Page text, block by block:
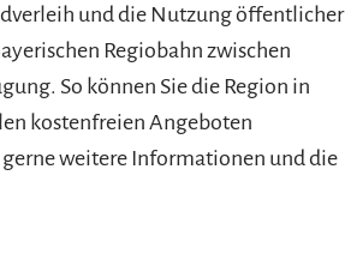
und die Nutzung öffentlicher
Regiobahn zwischen
So können Sie die Region in
kostenfreien Angeboten
gerne weitere Informationen und die